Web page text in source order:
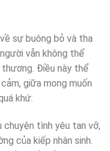
sự buông bỏ và tha
vẫn không thể
thương. Điều này thể
giữa mong muốn
khứ.
chuyện tình yêu tan vỡ,
của kiếp nhân sinh.